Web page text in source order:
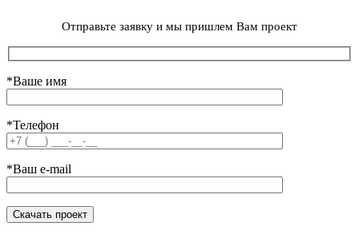
Отправьте заявку и мы пришлем Вам проект
*Ваше имя
*Телефон
*Ваш e-mail